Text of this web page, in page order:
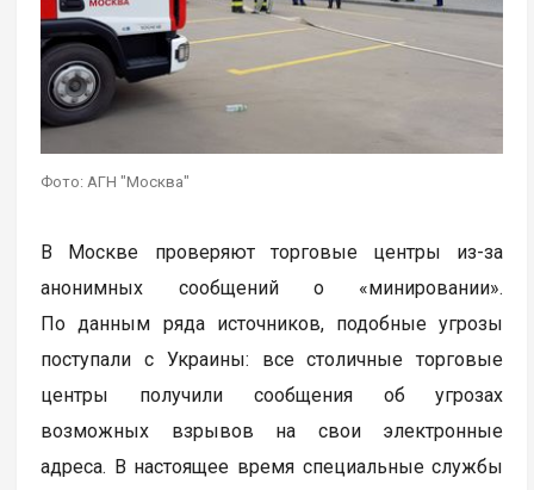
Фото: АГН "Москва"
В Москве проверяют торговые центры из-за
анонимных сообщений о «минировании».
По данным ряда источников, подобные угрозы
поступали с Украины: все столичные торговые
центры получили сообщения об угрозах
возможных взрывов на свои электронные
адреса. В настоящее время специальные службы